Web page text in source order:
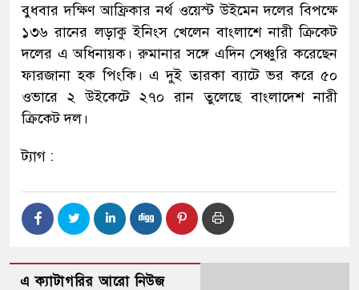
বুধবার দক্ষিণ আফ্রিকার নর্থ ওয়েস্ট উইমেন দলের বিপক্ষে
১৩৬ রানের লড়াকু ইনিংস খেলেন বাংলাশে নারী ক্রিকেট
দলের এ অধিনায়ক। রুমানার সঙ্গে এদিন সেঞ্চুরি করেছেন
ফারজানা হক পিংকি। এ দুই তারকা ব্যাটে ভর করে ৫০
ওভারে ২ উইকেটে ২৭০ রান তুলেছে বাংলাদেশ নারী
ক্রিকেট দল।
ট্যাগ :
এ ক্যাটাগরির আরো নিউজ